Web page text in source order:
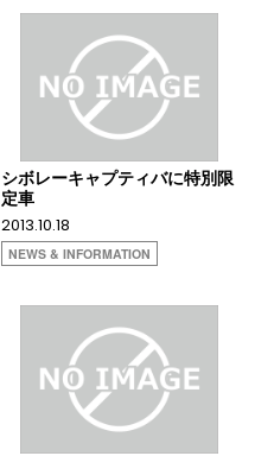
シボレーキャプティバに特別限
定車
2013.10.18
NEWS & INFORMATION